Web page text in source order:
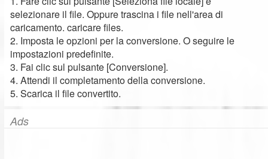
selezionare il file. Oppure trascina i file nell'area di
caricamento. caricare files.
2. Imposta le opzioni per la conversione. O seguire le
impostazioni predefinite.
3. Fai clic sul pulsante [Conversione].
4. Attendi il completamento della conversione.
5. Scarica il file convertito.
Ads